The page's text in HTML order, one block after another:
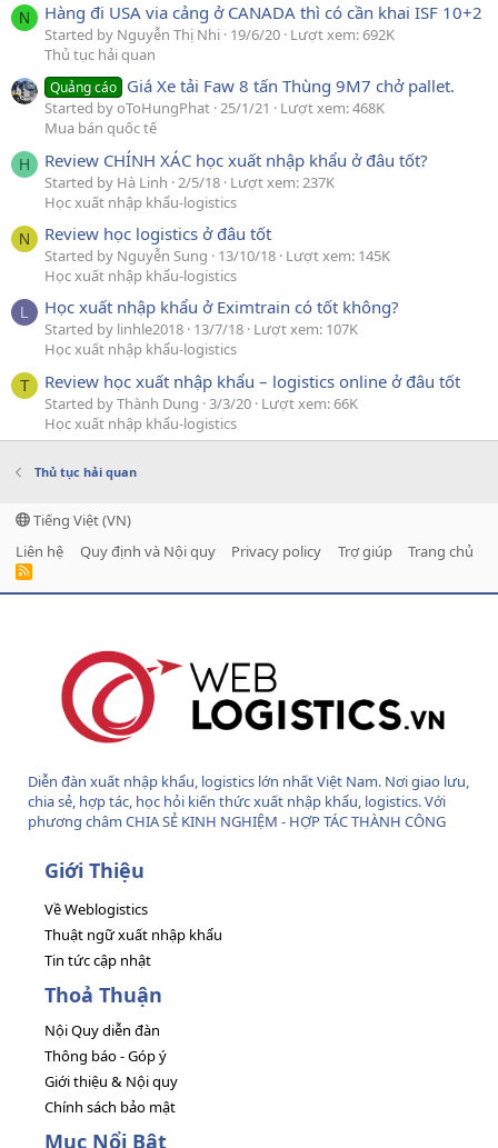
N Hàng đi USA via cảng ở CANADA thì có cần khai ISF 10+2
Started by Nguyễn Thị Nhi 19/6/20 Lượt xem: 692K
Thủ tục hải quan
Quảng cáo Giá Xe tải Faw 8 tấn Thùng 9M7 chở pallet.
Started by oToHungPhat 25/1/21
Lượt xem: 468K
Mua bán quốc tế
H Review CHÍNH XÁC học xuất nhập khẩu ở đâu tốt?
Started by Hà Linh 2/5/18 Lượt xem: 237K
Học xuất nhập khẩu-logistics
N Review học logistics ở đâu tốt
Started by Nguyễn Sung 13/10/18 Lượt xem: 145K
Học xuất nhập khẩu-logistics
L Học xuất nhập khẩu ở Eximtrain có tốt không?
Started by linhle2018 13/7/18 Lượt xem: 107K
Học xuất nhập khẩu-logistics
T Review học xuất nhập khẩu – logistics online ở đâu tốt
Started by Thành Dung 3/3/20 Lượt xem: 66K
Học xuất nhập khẩu-logistics
Thủ tục hải quan
Tiếng Việt (VN)
Liên hệ
Quy định và Nội quy Privacy policy Trợ giúp Trang chủ
R
S
Diễn đàn xuất nhập khẩu, logistics lớn nhất Việt Nam. Nơi giao lưu,
chia sẻ, hợp tác, học hỏi kiến thức xuất nhập khẩu, logistics. Với
phương châm CHIA SẺ KINH NGHIỆM - HỢP TÁC THÀNH CÔNG
Giới Thiệu
Về Weblogistics
Thuật ngữ xuất nhập khẩu
Tin tức cập nhật
Thoả Thuận
Nội Quy diễn đàn
Thông báo - Góp ý
Giới thiệu & Nội quy
Chính sách bảo mật
Mục Nổi Bật